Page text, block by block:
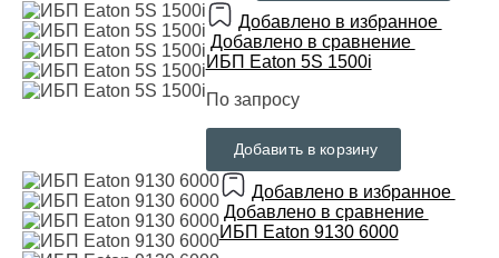
Добавлено в избранное
Добавлено в сравнение
ИБП Eaton 5S 1500i
По запросу
Добавить в корзину
Добавлено в избранное
Добавлено в сравнение
ИБП Eaton 9130 6000